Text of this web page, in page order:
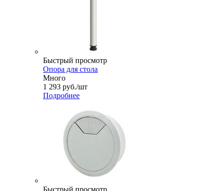
Быстрый просмотр
Опора для стола
Много
1 293 руб./шт
Подробнее